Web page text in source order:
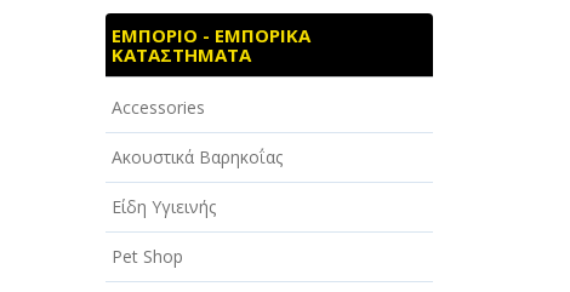
ΑΓΡΟΤΙΚΑ - ΚΤΗΝΟΤΡΟΦΙΚΑ
ΑΘΛΗΤΙΣΜΟΣ
ΑΥΤΟΚΙΝΗΤΑ - ΜΗΧΑΝΕΣ - ΣΚΑΦΗ
ΔΙΑΣΚΕΔΑΣΗ - ΨΥΧΑΓΩΓΙΑ - ΤΕΧΝΕΣ
ΔΙΑΦΗΜΙΣΗ - ΜΜΕ
ΕΚΚΛΗΣΙΕΣ - ΦΙΛΑΝΘΡΩΠΙΚΑ
ΣΩΜΑΤΕΙΑ
ΕΜΠΟΡΙΟ - ΕΜΠΟΡΙΚΑ
ΚΑΤΑΣΤΗΜΑΤΑ
Accessories
Ακουστικά Βαρηκοΐας
Είδη Υγιεινής
Pet Shop